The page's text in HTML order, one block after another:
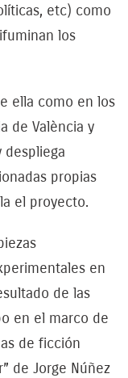
etc) como
los
ella como en los
de València y
despliega
propias
el proyecto.
en
de las
en el marco de
de ficción
de Jorge Núñez